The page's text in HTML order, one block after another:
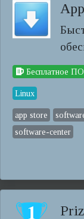
Бесплатное ПО
Linux
app store
software-center